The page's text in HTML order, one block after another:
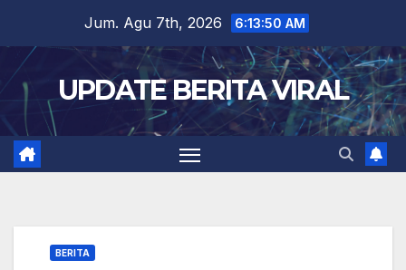
content
Jum. Agu 7th, 2026 6:13:51 AM
UPDATE BERITA VIRAL
BERITA